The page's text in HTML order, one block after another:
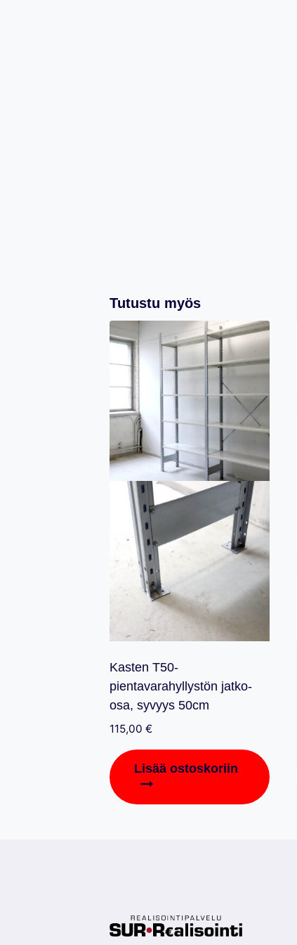
Tutustu myös
Kasten T50-
pientavarahyllystön jatko-
osa, syvyys 50cm
115,00 €
Lisää ostoskoriin